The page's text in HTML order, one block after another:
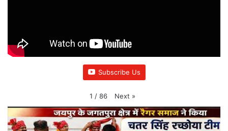
Subscribe Us
1 / 86 Next »